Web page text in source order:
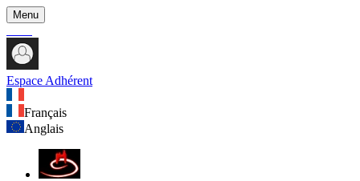
Menu
Espace Adhérent
Français
Anglais